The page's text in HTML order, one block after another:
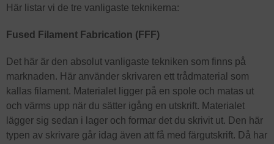
Här listar vi de tre vanligaste teknikerna:
Fused Filament Fabrication (FFF)
Det här är den absolut vanligaste tekniken som finns på
marknaden. Här använder skrivaren ett trådmaterial som
kallas filament. Materialet ligger på en spole och matas ut
och värms upp när du sätter igång en utskrift. Materialet
lägger sig sedan i lager och formar det du skrivit ut. Den här
typen av skrivare går idag även att få med färgutskrift. Då har